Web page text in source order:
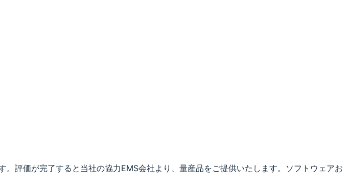
評価が完了すると当社の協力EMS会社より、量産品をご提供いたします。ソフトウェアお